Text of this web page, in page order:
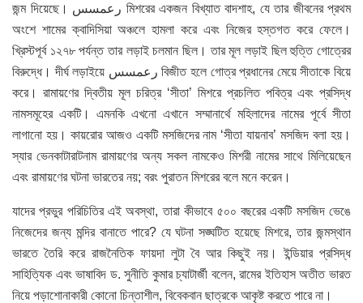
জন্ম দিয়েছে। رعمسس মিশরের একজন বিখ্যাত বাদশাহ, যে তার জীবনের প্রথম
অংশে শামের ক্বাদিসিয়া অঞ্চলে হামলা করে এবং নিজের হস্তগত করে ফেলে।
খ্রিস্টপূর্ব ১২৭৮ পর্যন্ত তার লড়াই চলমান ছিল। তার মূল লড়াই ছিল হুত্তি গোত্রের
বিরুদ্ধে। দীর্ঘ লড়াইয়ে رعمسس বিজীত হলে গোত্র প্রধানের মেয়ে সীতাকে বিয়ে
করে। রামায়ণের দ্বিতীয় মূল চরিত্র ‘সীতা’ মিশরে প্রচলিত পবিত্র এবং প্রসিদ্ধ
নামসমূহের একটি। এমনকি এখনো এখানে সম্মানার্থে মহিলাদের নামের পূর্বে সীতা
লাগানো হয়। কায়রোর আজও একটি মসজিদের নাম ‘সীতা যায়নাব’ মসজিদ বলা হয়।
স্যার ভেনকাটারাটনাম রামায়ণের অন্য সকল নামকেও মিশরী নামের সাথে মিলিয়েছেন
এবং রামায়ণের ঘটনা ভারতের নয়; বরং পুরাতন মিশরের বলে মনে করেন।
যাদের প্রভুর পরিচিতির এই অবস্থা, তারা কীভাবে ৫০০ বছরের একটি মসজিদ ভেঙে
নিজেদের জন্য মন্দির বানাতে পারে? যে ঘটনা সঙ্ঘটিত হয়েছে মিশরে, তার জন্মস্থান
ভারতে তৈরি করে রাজনৈতিক ফায়দা লুটা বৈ আর কিছুই নয়। ইন্ডিয়ার প্রসিদ্ধ
সাহিত্যিক এবং ভাষাবিদ ড. সুনীতি কুমার চ্যাটার্জী বলেন, রামের ইতিহাস অতীত ভারত
নিয়ে পড়াশোনাকারী কোনো চিন্তাশীল, বিবেকবান ছাত্রকে আকৃষ্ট করতে পারে না।